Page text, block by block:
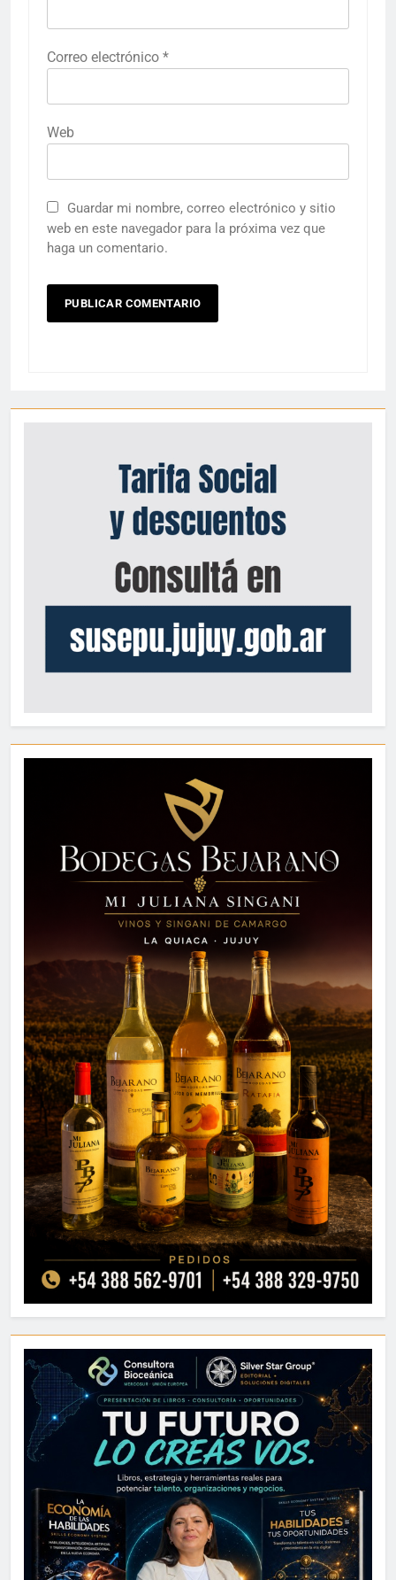
Correo electrónico *
Web
Guardar mi nombre, correo electrónico y sitio
web en este navegador para la próxima vez que
haga un comentario.